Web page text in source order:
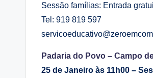
Sessão famílias: Entrada
Tel: 919 819 597
Padaria do Povo – Campo
25 de Janeiro às 11h00 –